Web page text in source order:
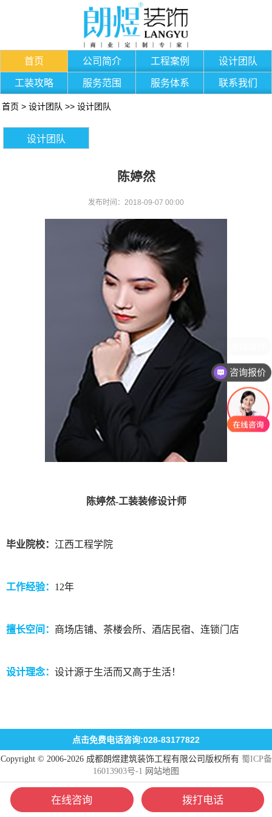
首页 公司简介 工程案例 设计团队
工装攻略 服务范围 服务体系 联系我们
首页 > 设计团队 >> 设计团队
设计团队
陈婷然
发布时间：2018-09-07 00:00
陈婷然-工装装修设计师
毕业院校： 江西工程学院
工作经验： 12年
擅长空间： 商场店铺、茶楼会所、酒店民宿、连锁门店
设计理念： 设计源于生活而又高于生活！
点击免费电话咨询:028-83177822
Copyright © 2006-2026 成都朗煜建筑装饰工程有限公司版权所有 蜀ICP备
16013903号-1 网站地图
网站首页 一键拨号 短信留言 联系我们
咨询报价
在线咨询 拨打电话